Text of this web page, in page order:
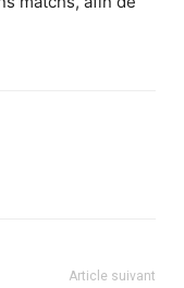
Article suivant